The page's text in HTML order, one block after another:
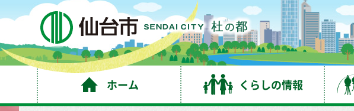
仙台市
ホーム くらしの情報